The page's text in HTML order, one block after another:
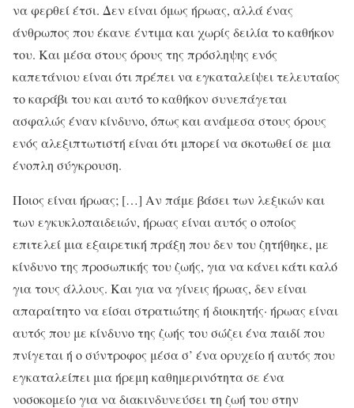
να φερθεί έτσι. Δεν εί­ναι όμως ήρωας, αλλά ένας
άνθρωπος που έκανε έντιμα και χω­ρίς δειλία το καθήκον
του. Και μέσα στους όρους της πρόσληψης ενός
καπετάνιου είναι ότι πρέπει να εγκαταλείψει τελευταίος
το καράβι του και αυτό το καθήκον συνεπάγεται
ασφαλώς έναν κίνδυνο, όπως και ανάμεσα στους όρους
ενός αλεξιπτωτιστή εί­ναι ότι μπορεί να σκοτωθεί σε μια
ένοπλη σύγκρουση.
Ποιος είναι ήρωας; […] Αν πάμε βάσει των λεξικών και
των εγκυκλοπαιδειών, ήρωας είναι αυτός ο οποίος
επιτελεί μια εξαιρετική πράξη που δεν του ζη­τήθηκε, με
κίνδυνο της προσωπικής του ζωής, για να κάνει κά­τι καλό
για τους άλλους. Και για να γίνεις ήρωας, δεν είναι
απαραίτητο να είσαι στρατιώτης ή διοικη­τής· ήρωας είναι
αυτός που με κίνδυνο της ζωής του σώζει ένα παιδί που
πνίγεται ή ο σύντροφος μέσα σ’ ένα ορυχείο ή αυτός που
εγκαταλείπει μια ήρεμη καθημερινότητα σε ένα
νοσοκομείο για να διακινδυνεύσει τη ζωή του στην